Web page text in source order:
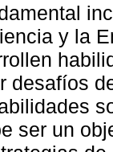
y la
desafíos
ser un